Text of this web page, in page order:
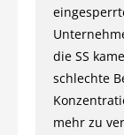
die SS
schlechte
mehr zu